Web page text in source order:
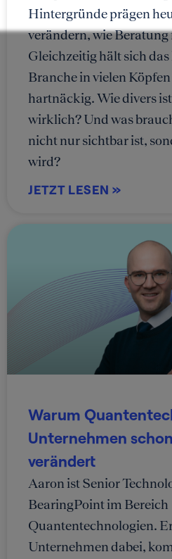
Hintergründe prägen
verändern, wie
Gleichzeitig hält sich
Branche in vielen
hartnäckig. Wie divers
wirklich? Und was
nicht nur sichtbar ist,
wird?
JETZT LESEN »
Warum
Unternehmen
verändert
Aaron ist Senior
BearingPoint im Bereich
Quantentechnologien.
Unternehmen dabei,